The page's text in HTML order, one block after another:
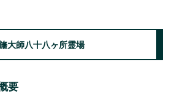
大師八十八ヶ所霊場
要